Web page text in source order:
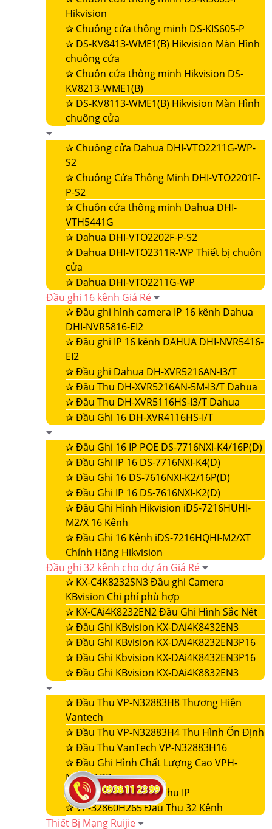
Hikvision
✰ Chuông cửa thông minh DS-KIS605-P
✰ DS-KV8413-WME1(B) Hikvision Màn Hình
chuông cửa
✰ Chuôn cửa thông minh Hikvision DS-
KV8213-WME1(B)
✰ DS-KV8113-WME1(B) Hikvision Màn Hình
chuông cửa
✰ Chuông cửa Dahua DHI-VTO2211G-WP-
S2
✰ Chuông Cửa Thông Minh DHI-VTO2201F-
P-S2
✰ Chuôn cửa thông minh Dahua DHI-
VTH5441G
✰ Dahua DHI-VTO2202F-P-S2
✰ Dahua DHI-VTO2311R-WP Thiết bị chuôn
cửa
✰ Dahua DHI-VTO2211G-WP
Đầu ghi 16 kênh Giá Rẻ
✰Đầu ghi hình camera IP 16 kênh Dahua
DHI-NVR5816-EI2
✰Đầu ghi IP 16 kênh DAHUA DHI-NVR5416-
EI2
✰Đầu ghi Dahua DH-XVR5216AN-I3/T
✰Đầu Thu DH-XVR5216AN-5M-I3/T Dahua
✰Đầu Thu DH-XVR5116HS-I3/T Dahua
✰Đầu Ghi 16 DH-XVR4116HS-I/T
✰Đầu Ghi 16 IP POE DS-7716NXI-K4/16P(D)
✰Đầu Ghi IP 16 DS-7716NXI-K4(D)
✰Đầu Ghi 16 DS-7616NXI-K2/16P(D)
✰Đầu Ghi IP 16 DS-7616NXI-K2(D)
✰Đầu Ghi Hình Hikvision iDS-7216HUHI-
M2/X 16 Kênh
✰Đầu Ghi 16 Kênh iDS-7216HQHI-M2/XT
Chính Hãng Hikvision
Đầu ghi 32 kênh cho dự án Giá Rẻ
✰ KX-C4K8232SN3 Đầu ghi Camera
KBvision Chi phí phù hợp
✰ KX-CAi4K8232EN2 Đầu Ghi Hình Sắc Nét
✰Đầu Ghi KBvision KX-DAi4K8432EN3
✰Đầu Ghi KBvision KX-DAi4K8232EN3P16
✰Đầu Ghi Kbvision KX-DAi4K8432EN3P16
✰Đầu Ghi KBvision KX-DAi4K8832EN3
✰Đầu Thu VP-N32883H8 Thương Hiện
Vantech
✰Đầu Thu VP-N32883H4 Thu Hình Ổn Định
✰Đầu Thu VanTech VP-N32883H16
✰Đầu Ghi Hình Chất Lượng Cao VPH-
N4432LPR
✰ VP-32860NVR Đầu Thu IP
✰VP-32860H265 Đầu Thu 32 Kênh
Thiết Bị Mạng Ruijie